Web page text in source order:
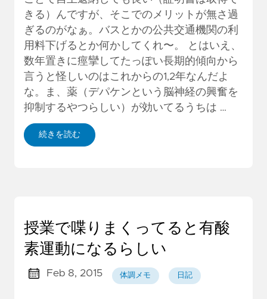
きる）んですが、そこでのメリットが無さ過
ぎるのがなぁ。バスとかの公共交通機関の利
用料下げるとか何かしてくれ〜。 とはいえ、
数年置きに痙攣してたっぽい長期的傾向から
言うと怪しいのはこれからの1,2年なんだよ
な。ま、薬（デパケンという脳神経の興奮を
抑制するやつらしい）が効いてるうちは …
続きを読む
授業で喋りまくってると有酸
素運動になるらしい
Feb 8, 2015 体調メモ 日記